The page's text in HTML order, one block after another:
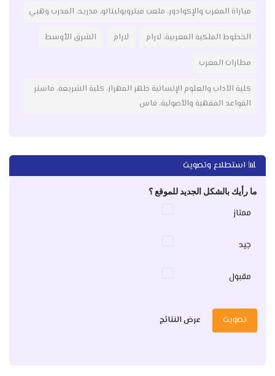
مباراة المغرب والإكوادور، ملعب ميتروبوليتانو، مدريد، المدرب وهبي
الخطوط الملكية المغربية، لارام لارام الشرق الأوسط
مطارات المغرب
كلية الآداب والعلوم الإنسانية ظهر المهراز، كلية الشريعة، ماستر
القواعد الفقهية والأصولية، فاس
📊 استطلاع وتصويت
ما رأيك بالشكل الجديد للموقع ؟
ممتاز
جيد
مقبول
تصويت عرض النتائج